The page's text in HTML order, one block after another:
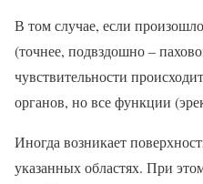
В том случае, если
(точнее, подвздошно –
чувствительности
органов, но все функции
Иногда возникает
указанных областях. При